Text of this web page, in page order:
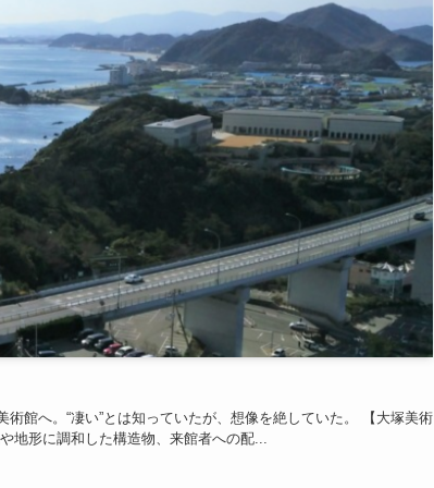
館へ。“凄い”とは知っていたが、想像を絶していた。 【大塚美術
地形に調和した構造物、来館者への配...